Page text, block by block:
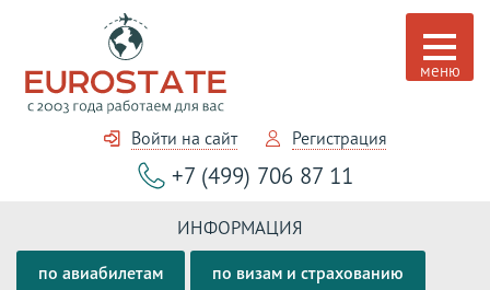
Войти на сайт Регистрация
+7 (499) 706 87 11
ИНФОРМАЦИЯ
по авиабилетам по визам и страхованию